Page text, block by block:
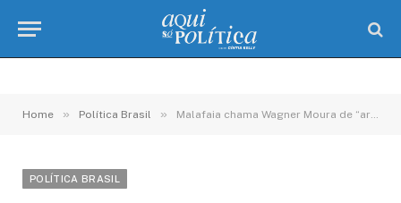
Home » Política Brasil » Malafaia chama Wagner Moura de “artista cretino” após ator classificar Bolsonaro como fascista
POLÍTICA BRASIL